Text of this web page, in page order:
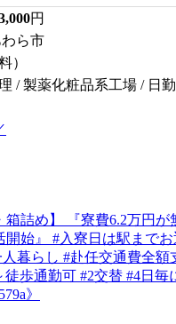
円
ら市
）
/ 製薬化粧品系工場 / 日勤